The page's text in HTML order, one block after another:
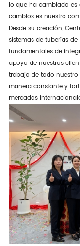
lo que ha cambiado es
cambios es nuestro
Desde su creación,
sistemas de tuberías
fundamentales de
apoyo de nuestros
trabajo de todo
manera constante y
mercados